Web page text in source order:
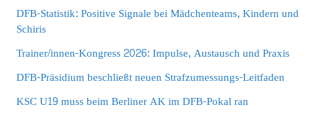
DFB-Statistik: Positive Signale bei Mädchenteams, Kindern und
Schiris
Trainer/innen-Kongress 2026: Impulse, Austausch und Praxis
DFB-Präsidium beschließt neuen Strafzumessungs-Leitfaden
KSC U19 muss beim Berliner AK im DFB-Pokal ran